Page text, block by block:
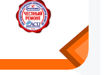
Заказать
Заказать